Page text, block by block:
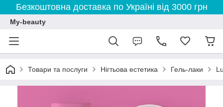
Безкоштовна доставка по Україні від 3000 грн
My-beauty
Товари та послуги Нігтьова естетика Гель-лаки